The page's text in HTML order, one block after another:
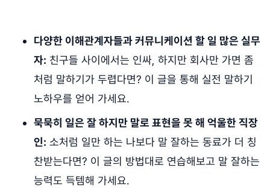
다양한 이해관계자들과 커뮤니케이션 할 일 많은 실무
자: 친구들 사이에서는 인싸, 하지만 회사만 가면 좀
처럼 말하기가 두렵다면? 이 글을 통해 실전 말하기
노하우를 얻어 가세요.
묵묵히 일은 잘 하지만 말로 표현을 못 해 억울한 직장
인: 소처럼 일만 하는 나보다 말 잘하는 동료가 더 칭
찬받는다면? 이 글의 방법대로 연습해보고 말 잘하는
능력도 득템해 가세요.